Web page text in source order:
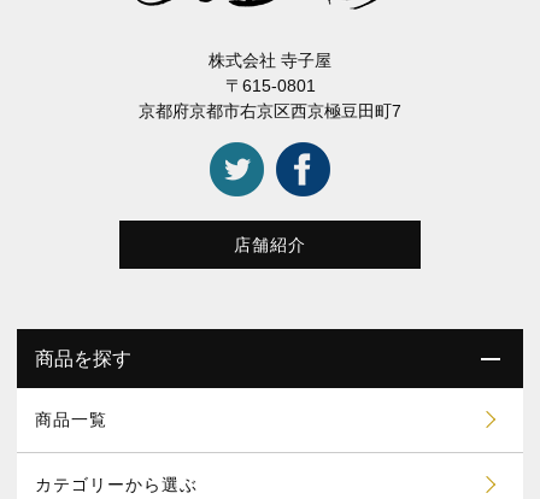
株式会社 寺子屋
〒615-0801
京都府京都市右京区西京極豆田町7
店舗紹介
商品を探す
商品一覧
カテゴリーから選ぶ